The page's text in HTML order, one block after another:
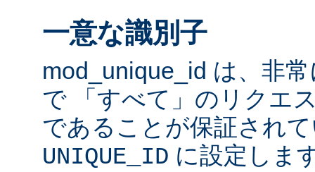
一意な識別子
mod_unique_id は、非
で 「すべて」のリクエ
であることが保証され
UNIQUE_ID に設定しま